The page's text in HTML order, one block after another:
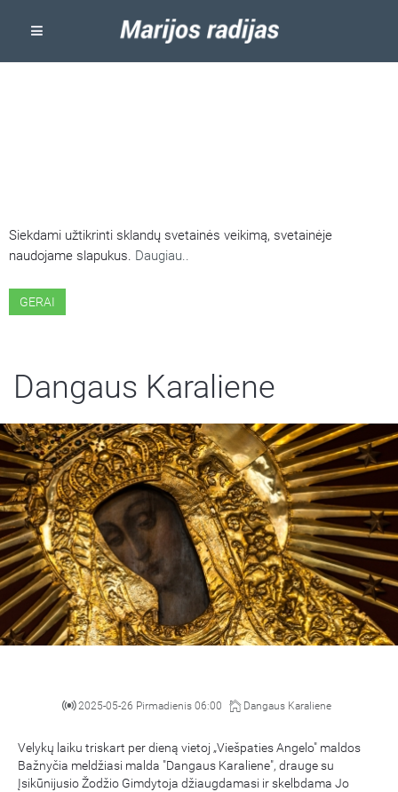
Siekdami užtikrinti sklandų svetainės veikimą, svetainėje
naudojame slapukus. Daugiau..
GERAI
Dangaus Karaliene
2025-05-26 Pirmadienis 06:00 Dangaus Karaliene
Velykų laiku triskart per dieną vietoj „Viešpaties Angelo" maldos
Bažnyčia meldžiasi malda "Dangaus Karaliene", drauge su
Įsikūnijusio Žodžio Gimdytoja džiaugdamasi ir skelbdama Jo